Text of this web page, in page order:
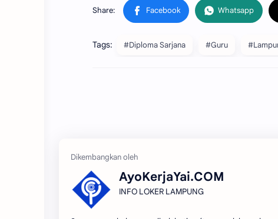
Tags: #Diploma Sarjana #Guru
AyoKerjaYai.COM
INFO LOKER LAMPUNG